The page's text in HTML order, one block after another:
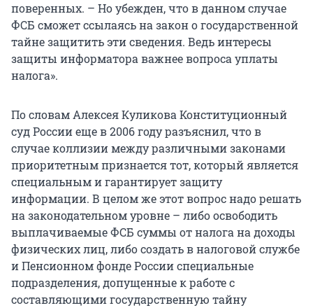
поверенных. – Но убежден, что в данном случае
ФСБ сможет ссылаясь на закон о государственной
тайне защитить эти сведения. Ведь интересы
защиты информатора важнее вопроса уплаты
налога».
По словам Алексея Куликова Конституционный
суд России еще в 2006 году разъяснил, что в
случае коллизии между различными законами
приоритетным признается тот, который является
специальным и гарантирует защиту
информации. В целом же этот вопрос надо решать
на законодательном уровне – либо освободить
выплачиваемые ФСБ суммы от налога на доходы
физических лиц, либо создать в налоговой службе
и Пенсионном фонде России специальные
подразделения, допущенные к работе с
составляющими государственную тайну